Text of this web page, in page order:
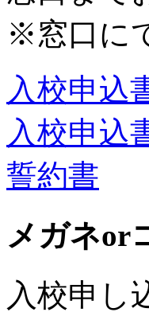
※窓口に
入校申込
入校申込
誓約書
メガネor
入校申し